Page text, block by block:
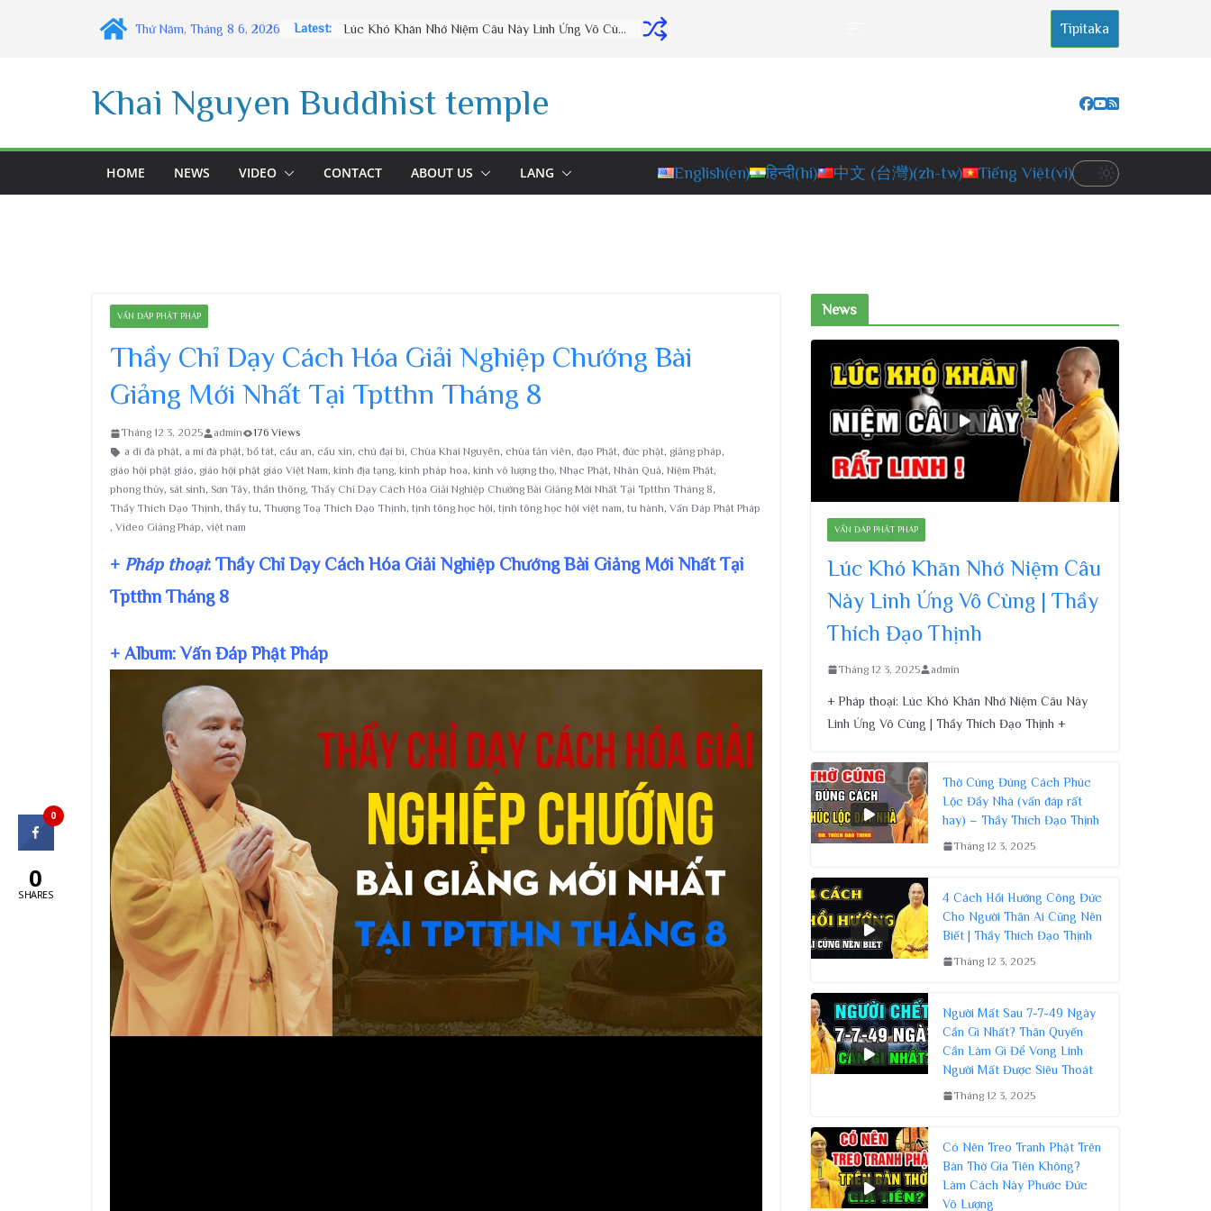
Thứ Năm, Tháng 8 6, 2026 Latest: Thờ Cúng Đúng Cách Phúc Lộc Đầy Nhà (vấn đáp rất hay) – Thầy Thích Đạo Thịnh Tipitaka
Khai Nguyen Buddhist temple
HOME NEWS VIDEO CONTACT ABOUT US LANG English(en) हिन्दी(hi) 中文 (台灣)(zh-tw) Tiếng Việt(vi)
VẤN ĐÁP PHẬT PHÁP
Thầy Chỉ Dạy Cách Hóa Giải Nghiệp Chướng Bài
Giảng Mới Nhất Tại Tptthn Tháng 8
Tháng 12 3, 2025 admin
176 Views
a di đà phật, a mi đà phật, bồ tát, cầu an, cầu xin, chú đại bi, Chùa Khai Nguyên, chùa tản viên, đạo Phật, đức phật, giảng pháp,
giáo hội phật giáo, giáo hội phật giáo Việt Nam, kinh địa tạng, kinh pháp hoa, kinh vô lượng thọ, Nhạc Phật, Nhân Quả, Niệm Phật,
phong thủy, sát sinh, Sơn Tây, thần thông, Thầy Chỉ Dạy Cách Hóa Giải Nghiệp Chướng Bài Giảng Mới Nhất Tại Tptthn Tháng 8,
Thầy Thích Đạo Thịnh, thầy tu, Thượng Toạ Thích Đạo Thịnh, tịnh tông học hội, tịnh tông học hội việt nam, tu hành, Vấn Đáp Phật Pháp
, Video Giảng Pháp, việt nam
+ Pháp thoại: Thầy Chỉ Dạy Cách Hóa Giải Nghiệp Chướng Bài Giảng Mới Nhất Tại
Tptthn Tháng 8
+ Album: Vấn Đáp Phật Pháp
News
VẤN ĐÁP PHẬT PHÁP
Lúc Khó Khăn Nhớ Niệm Câu
Này Linh Ứng Vô Cùng | Thầy
Thích Đạo Thịnh
Tháng 12 3, 2025 admin
+ Pháp thoại: Lúc Khó Khăn Nhớ Niệm Câu Này
Linh Ứng Vô Cùng | Thầy Thích Đạo Thịnh +
Thờ Cúng Đúng Cách Phúc
Lộc Đầy Nhà (vấn đáp rất
hay) – Thầy Thích Đạo Thịnh
Tháng 12 3, 2025
4 Cách Hồi Hướng Công Đức
Cho Người Thân Ai Cũng Nên
Biết | Thầy Thích Đạo Thịnh
Tháng 12 3, 2025
Người Mất Sau 7-7-49 Ngày
Cần Gì Nhất? Thân Quyến
Cần Làm Gì Để Vong Linh
Người Mất Được Siêu Thoát
Tháng 12 3, 2025
Có Nên Treo Tranh Phật Trên
Bàn Thờ Gia Tiên Không?
Làm Cách Này Phước Đức
Vô Lượng
0
0
SHARES